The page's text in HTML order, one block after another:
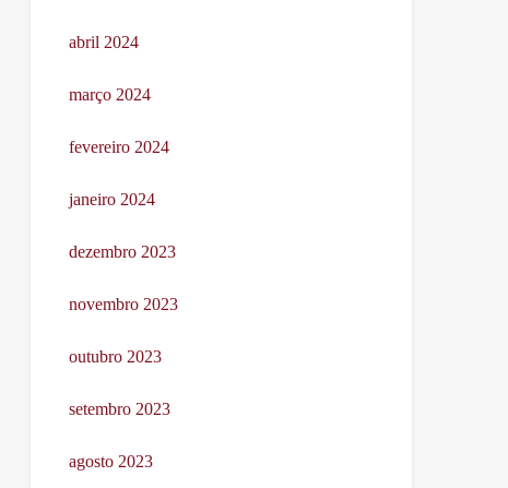
abril 2024
março 2024
fevereiro 2024
janeiro 2024
dezembro 2023
novembro 2023
outubro 2023
setembro 2023
agosto 2023